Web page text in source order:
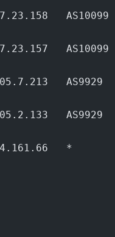
AS10099
AS10099
AS9929
AS9929
*